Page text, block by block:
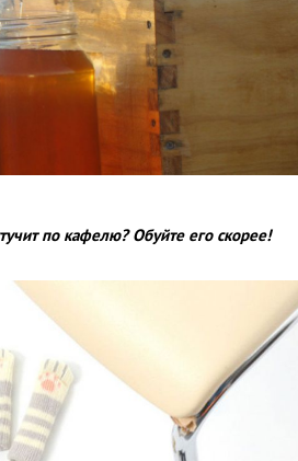
по кафелю? Обуйте его скорее!